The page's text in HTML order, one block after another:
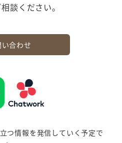
談ください。
合わせ
つ情報を発信していく予定で